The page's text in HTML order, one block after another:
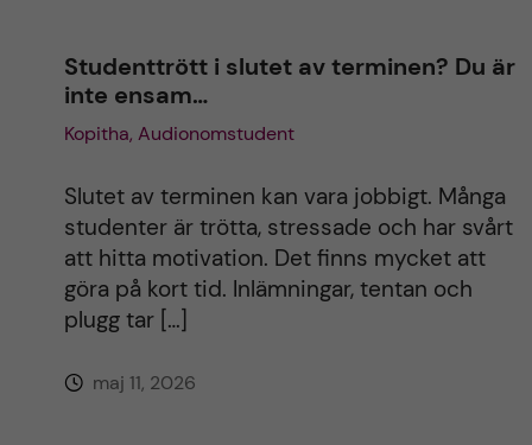
Studenttrött i slutet av terminen? Du är
inte ensam…
Kopitha, Audionomstudent
Slutet av terminen kan vara jobbigt. Många
studenter är trötta, stressade och har svårt
att hitta motivation. Det finns mycket att
göra på kort tid. Inlämningar, tentan och
plugg tar […]
maj 11, 2026